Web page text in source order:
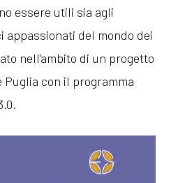
essere utili sia agli
appassionati del mondo dei
nell’ambito di un progetto
con il programma